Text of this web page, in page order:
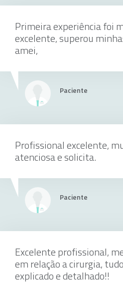
individualmente
Exérese de calazio
Retorno de consultas
individualmente
Primeira experiência foi
excelente, superou
amei,
Paciente
Profissional excelente,
atenciosa e solicita.
Paciente
Excelente profissional,
em relação a cirurgia,
explicado e detalhado!!